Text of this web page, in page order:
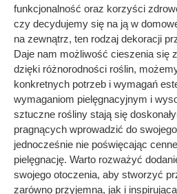
funkcjonalność oraz korzyści
czy decydujemy się na ją w
na zewnątrz, ten rodzaj dekoracji
Daje nam możliwość cieszenia się
dzięki różnorodności roślin,
konkretnych potrzeb i wymagań
wymaganiom pielęgnacyjnym i
sztuczne rośliny stają się
pragnących wprowadzić do
jednocześnie nie poświęcając
pielęgnację. Warto rozważyć
swojego otoczenia, aby stworzyć
zarówno przyjemna, jak i